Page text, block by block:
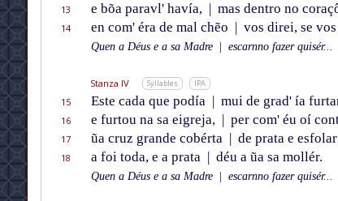
13
e bõa paravl' havía, | mas dentro no
14
en com' éra de mal chẽo | vos direi, se
Quen a Déus e a sa Madre
escarnno fazer quisér...
Stanza IV Syllables IPA
15 Este cada que podía | mui de grad' ía
16
e furtou na sa eigreja, | per com' éu oí
17
ũa cruz grande cobérta | de prata e esfolar
18
a foi toda, e a prata | déu a ũa sa mollér.
Quen a Déus e a sa Madre
escarnno fazer quisér...